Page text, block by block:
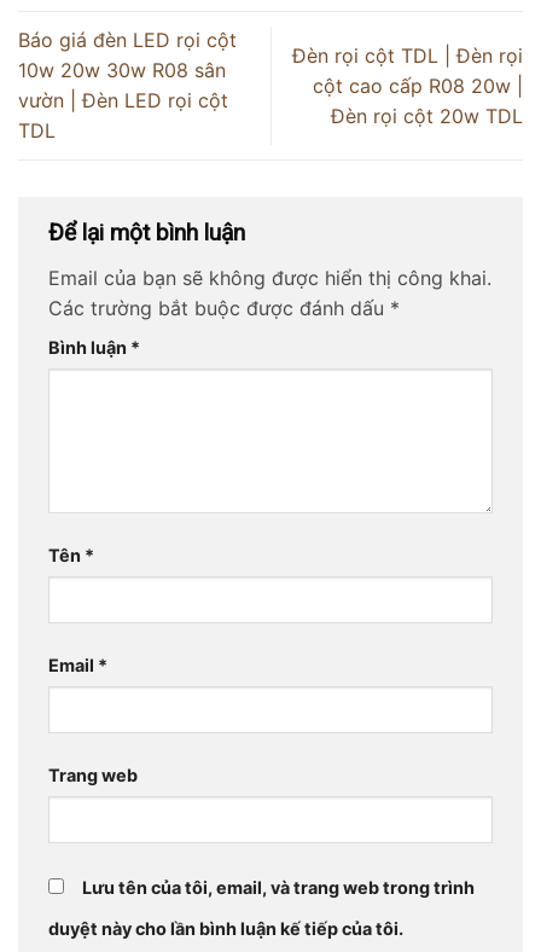
Báo giá đèn LED rọi cột
10w 20w 30w R08 sân
vườn | Đèn LED rọi cột
TDL
Đèn rọi cột TDL | Đèn rọi
cột cao cấp R08 20w |
Đèn rọi cột 20w TDL
Để lại một bình luận
Email của bạn sẽ không được hiển thị công khai.
Các trường bắt buộc được đánh dấu *
Bình luận *
Tên *
Email *
Trang web
Lưu tên của tôi, email, và trang web trong trình
duyệt này cho lần bình luận kế tiếp của tôi.